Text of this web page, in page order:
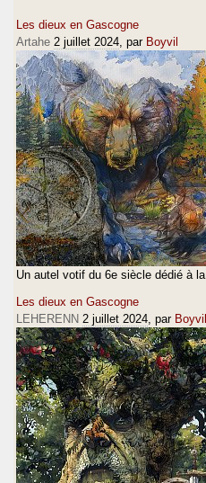
Les dieux en Gascogne
Artahe 2 juillet 2024 , par Boyvil
Un autel votif du 6e siècle dédié à
Les dieux en Gascogne
LEHERENN 2 juillet 2024 , par Boyvil